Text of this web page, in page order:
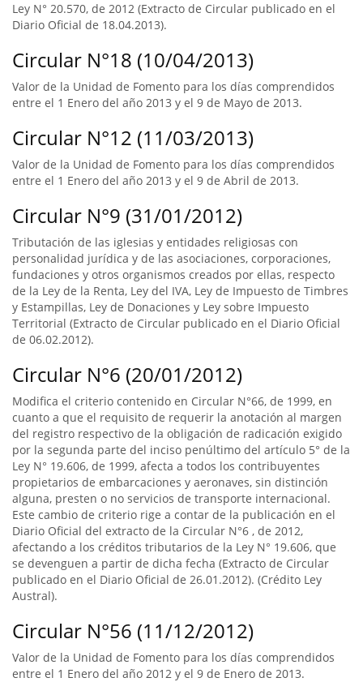
Ley N° 20.570, de 2012 (Extracto de Circular publicado en el
Diario Oficial de 18.04.2013).
Circular N°18 (10/04/2013)
Valor de la Unidad de Fomento para los días comprendidos
entre el 1 Enero del año 2013 y el 9 de Mayo de 2013.
Circular N°12 (11/03/2013)
Valor de la Unidad de Fomento para los días comprendidos
entre el 1 Enero del año 2013 y el 9 de Abril de 2013.
Circular N°9 (31/01/2012)
Tributación de las iglesias y entidades religiosas con
personalidad jurídica y de las asociaciones, corporaciones,
fundaciones y otros organismos creados por ellas, respecto
de la Ley de la Renta, Ley del IVA, Ley de Impuesto de Timbres
y Estampillas, Ley de Donaciones y Ley sobre Impuesto
Territorial (Extracto de Circular publicado en el Diario Oficial
de 06.02.2012).
Circular N°6 (20/01/2012)
Modifica el criterio contenido en Circular N°66, de 1999, en
cuanto a que el requisito de requerir la anotación al margen
del registro respectivo de la obligación de radicación exigido
por la segunda parte del inciso penúltimo del artículo 5° de la
Ley N° 19.606, de 1999, afecta a todos los contribuyentes
propietarios de embarcaciones y aeronaves, sin distinción
alguna, presten o no servicios de transporte internacional.
Este cambio de criterio rige a contar de la publicación en el
Diario Oficial del extracto de la Circular N°6 , de 2012,
afectando a los créditos tributarios de la Ley N° 19.606, que
se devenguen a partir de dicha fecha (Extracto de Circular
publicado en el Diario Oficial de 26.01.2012). (Crédito Ley
Austral).
Circular N°56 (11/12/2012)
Valor de la Unidad de Fomento para los días comprendidos
entre el 1 Enero del año 2012 y el 9 de Enero de 2013.